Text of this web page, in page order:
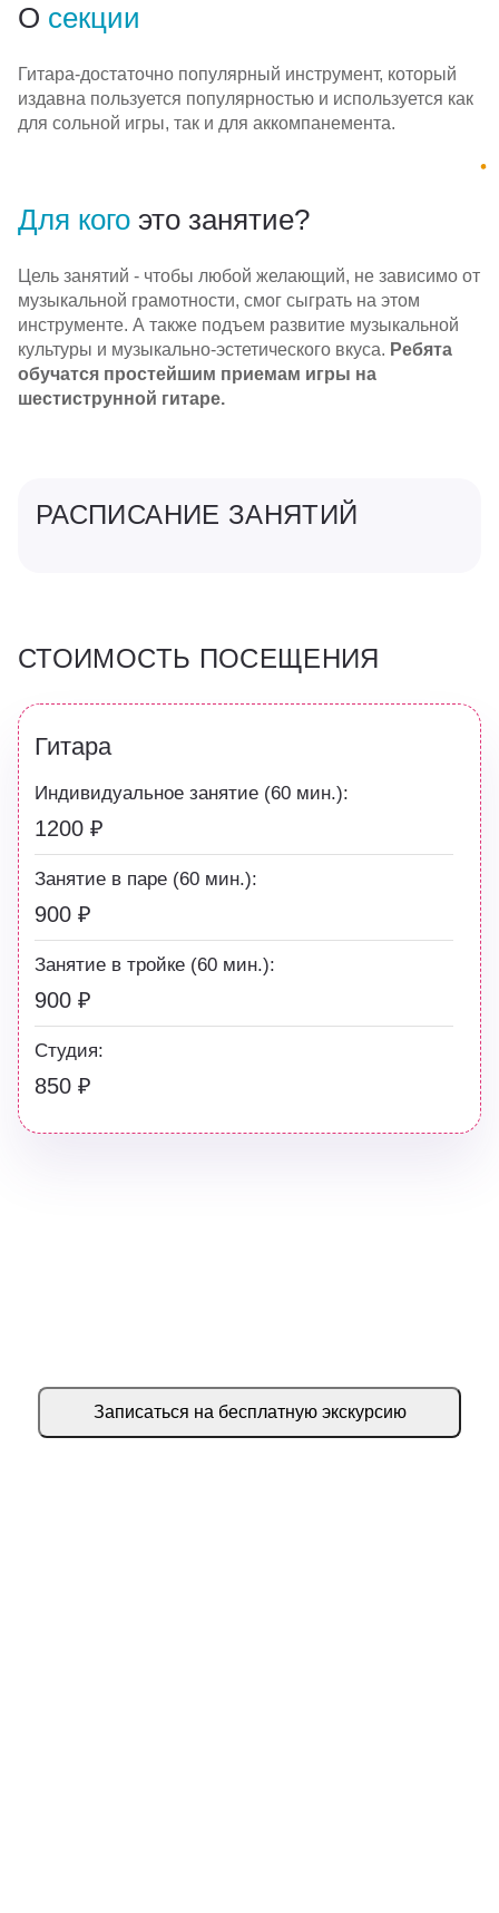
О секции
Гитара-достаточно популярный инструмент, который
издавна пользуется популярностью и используется как
для сольной игры, так и для аккомпанемента.
Для кого это занятие?
Цель занятий - чтобы любой желающий, не зависимо от
музыкальной грамотности, смог сыграть на этом
инструменте. А также подъем развитие музыкальной
культуры и музыкально-эстетического вкуса. Ребята
обучатся простейшим приемам игры на
шестиструнной гитаре.
РАСПИСАНИЕ ЗАНЯТИЙ
СТОИМОСТЬ ПОСЕЩЕНИЯ
Гитара
Индивидуальное занятие (60 мин.):
1200 ₽
Занятие в паре (60 мин.):
900 ₽
Занятие в тройке (60 мин.):
900 ₽
Студия:
850 ₽
Записаться на бесплатную экскурсию